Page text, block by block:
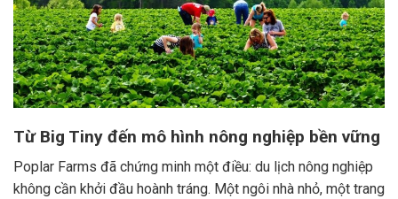
Từ Big Tiny đến mô hình nông nghiệp bền vững
Poplar Farms đã chứng minh một điều: du lịch nông nghiệp
không cần khởi đầu hoành tráng. Một ngôi nhà nhỏ, một trang